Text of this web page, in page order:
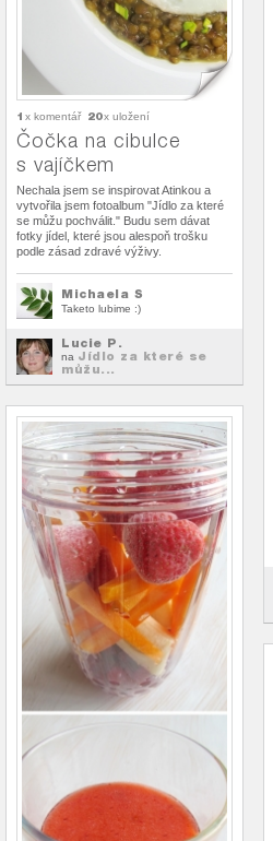
1 x komentář 20x uložení
Čočka na cibulce
s vajíčkem
Nechala jsem se inspirovat Atinkou a
vytvořila jsem fotoalbum "Jídlo za které
se můžu pochválit." Budu sem dávat
fotky jídel, které jsou alespoň trošku
podle zásad zdravé výživy.
Michaela S
Taketo lubime :)
Lucie P.
na Jídlo za které se
můžu...